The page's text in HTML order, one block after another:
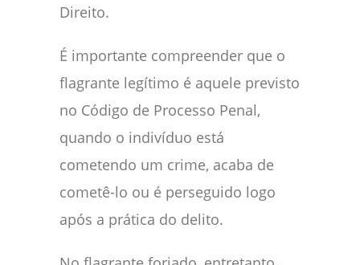
Direito.
É importante compreender que o
flagrante legítimo é aquele previsto
no Código de Processo Penal,
quando o indivíduo está
cometendo um crime, acaba de
cometê-lo ou é perseguido logo
após a prática do delito.